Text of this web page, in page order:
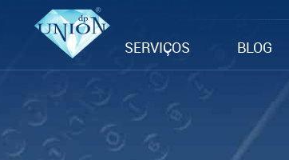
SERVIÇOS BLOG